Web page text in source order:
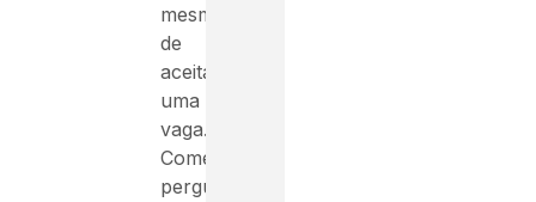
mesmo
de
aceitar
uma
vaga.
Comece
perguntando